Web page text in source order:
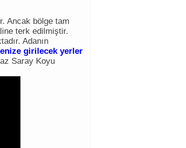
Ancak bölge tam
terk edilmiştir.
Adanın
girilecek yerler
Saray Koyu